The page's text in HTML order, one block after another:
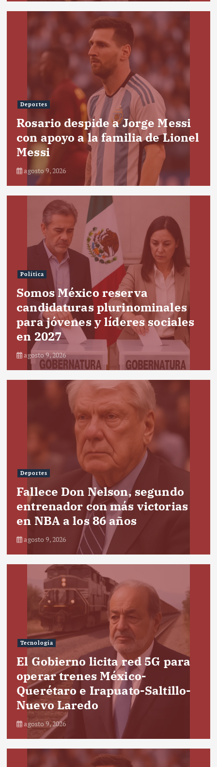
Deportes
Rosario despide a Jorge Messi
con apoyo a la familia de Lionel
Messi
agosto 9, 2026
Política
Somos México reserva
candidaturas plurinominales
para jóvenes y líderes sociales
en 2027
agosto 9, 2026
Deportes
Fallece Don Nelson, segundo
entrenador con más victorias
en NBA a los 86 años
agosto 9, 2026
Tecnología
El Gobierno licita red 5G para
operar trenes México-
Querétaro e Irapuato-Saltillo-
Nuevo Laredo
agosto 9, 2026